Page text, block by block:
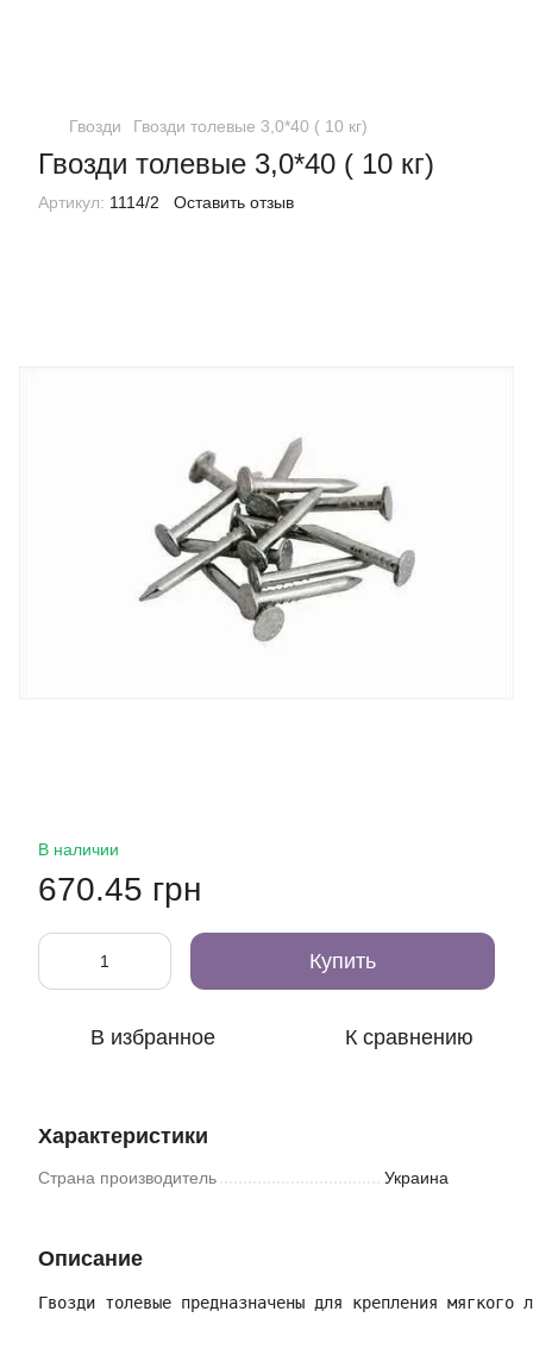
Гвозди Гвозди толевые 3,0*40 ( 10 кг)
Гвозди толевые 3,0*40 ( 10 кг)
Артикул: 1114/2 Оставить отзыв
В наличии
670.45 грн
Купить
В избранное К сравнению
Характеристики
Страна производитель Украина
Описание
Гвозди толевые предназначены для крепления